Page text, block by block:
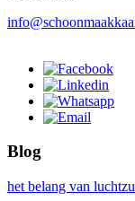
Blog
het belang van